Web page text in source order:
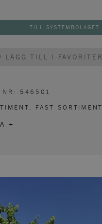
TILL SYSTEMBOLAGET
LÄGG TILL I FAVORITER
NR: 546501
FAST SORTIMENT
+